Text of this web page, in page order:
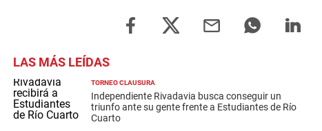
LAS MÁS LEÍDAS
TORNEO CLAUSURA
Independiente Rivadavia busca conseguir un
triunfo ante su gente frente a Estudiantes de Río
Cuarto